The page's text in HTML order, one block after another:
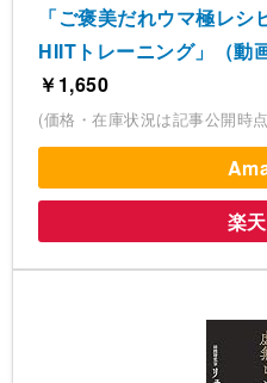
「ご褒美だれウマ極レ
HIITトレーニング」（動
￥1,650
(価格・在庫状況は記事公開時
楽